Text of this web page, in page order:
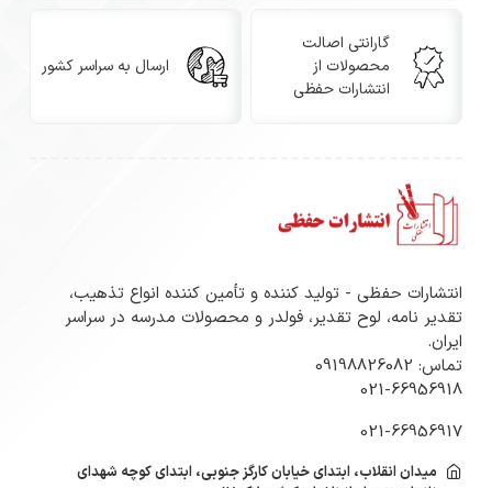
گارانتی اصالت
محصولات از
انتشارات حفظی
ارسال به سراسر کشور
انتشارات حفظی - تولید کننده و تأمین کننده انواع تذهیب،
تقدیر نامه، لوح تقدیر، فولدر و محصولات مدرسه در سراسر
ایران.
تماس: 09198826082
021-66956918
021-66956917
میدان انقلاب، ابتدای خیابان کارگز جنوبی، ابتدای کوچه شهدای